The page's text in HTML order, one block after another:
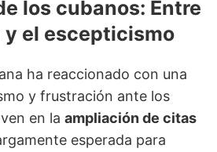
los cubanos: Entre
y el escepticismo
ha reaccionado con una
y frustración ante los
en la ampliación de citas
esperada para